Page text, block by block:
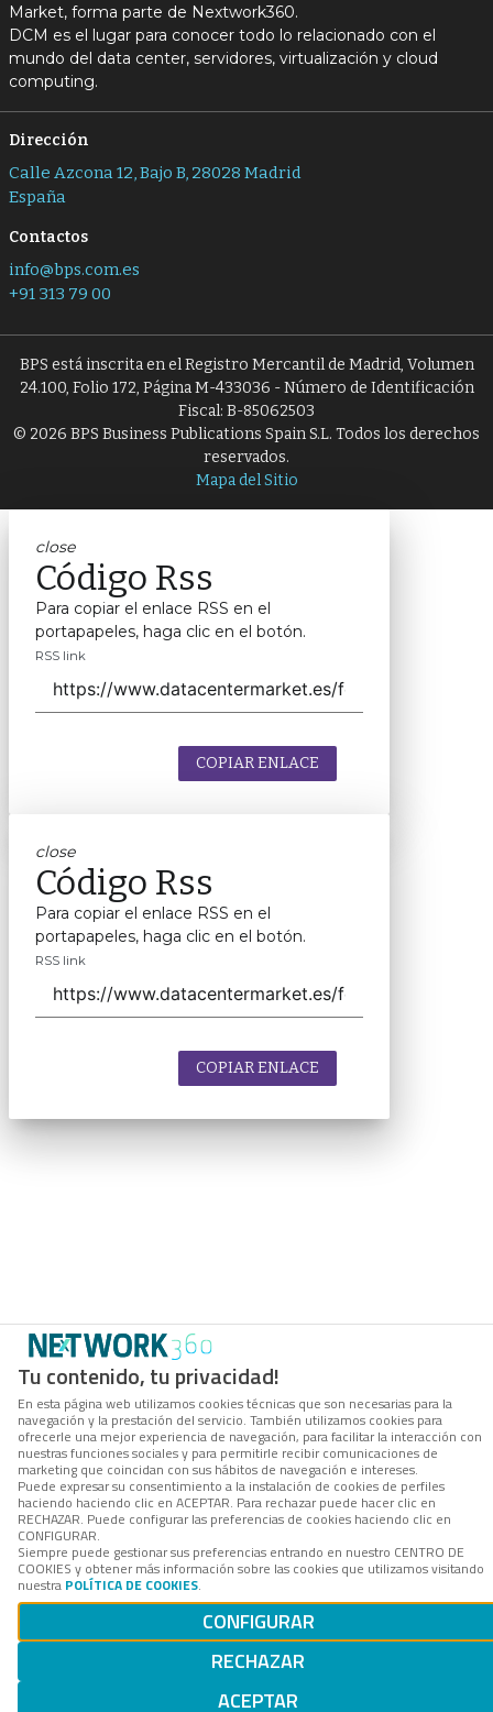
Tu contenido, tu privacidad!
En esta página web utilizamos cookies técnicas que son necesarias para la
navegación y la prestación del servicio. También utilizamos cookies para
ofrecerle una mejor experiencia de navegación, para facilitar la interacción con
nuestras funciones sociales y para permitirle recibir comunicaciones de
marketing que coincidan con sus hábitos de navegación e intereses.
Puede expresar su consentimiento a la instalación de cookies de perfiles
haciendo haciendo clic en ACEPTAR. Para rechazar puede hacer clic en
RECHAZAR. Puede configurar las preferencias de cookies haciendo clic en
CONFIGURAR.
Siempre puede gestionar sus preferencias entrando en nuestro CENTRO DE
COOKIES y obtener más información sobre las cookies que utilizamos visitando
nuestra POLÍTICA DE COOKIES.
CONFIGURAR
RECHAZAR
ACEPTAR
Market, forma parte de Nextwork360.
DCM es el lugar para conocer todo lo relacionado con el
mundo del data center, servidores, virtualización y cloud
computing.
Dirección
Calle Azcona 12, Bajo B, 28028 Madrid
España
Contactos
info@bps.com.es
+91 313 79 00
BPS está inscrita en el Registro Mercantil de Madrid, Volumen
24.100, Folio 172, Página M-433036 - Número de Identificación
Fiscal: B-85062503
© 2026 BPS Business Publications Spain S.L. Todos los derechos
reservados.
Mapa del Sitio
close
Código Rss
Para copiar el enlace RSS en el
portapapeles, haga clic en el botón.
RSS link
COPIAR ENLACE
close
Código Rss
Para copiar el enlace RSS en el
portapapeles, haga clic en el botón.
RSS link
COPIAR ENLACE